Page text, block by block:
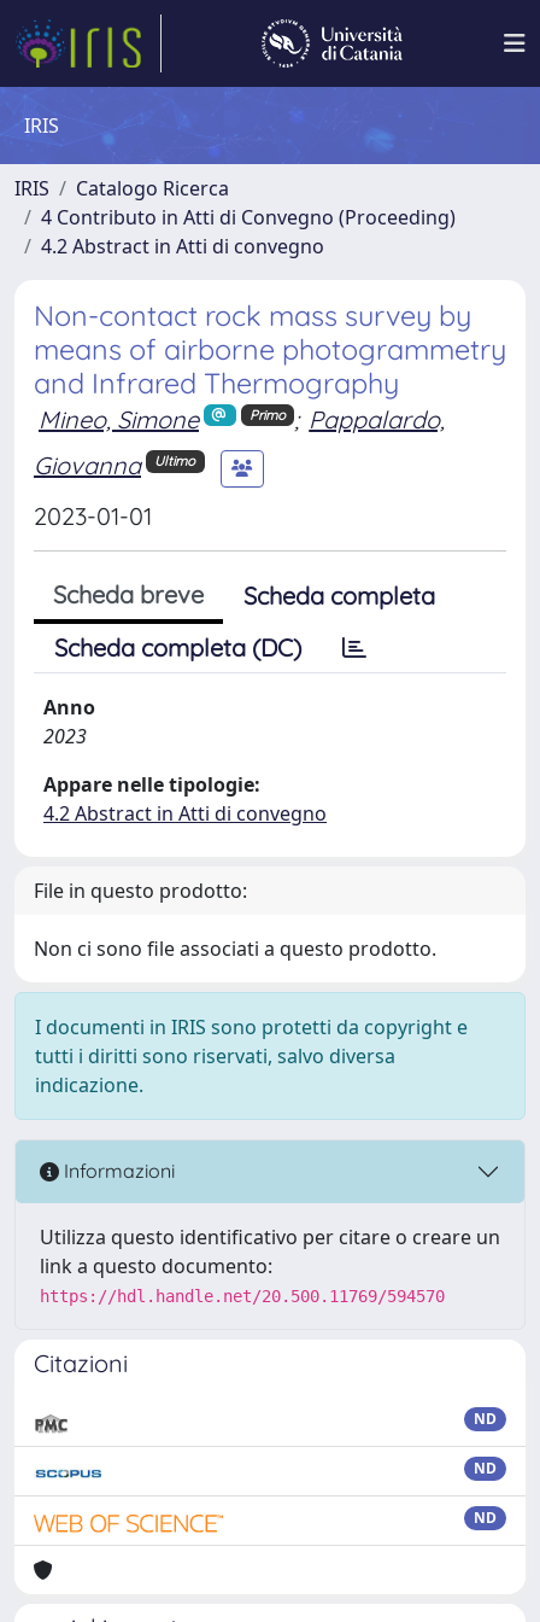
IRIS
IRIS
Catalogo Ricerca
4 Contributo in Atti di Convegno (Proceeding)
4.2 Abstract in Atti di convegno
Non-contact rock mass survey by
means of airborne photogrammetry
and Infrared Thermography
Mineo, Simone Primo ; Pappalardo,
Giovanna
Ultimo
2023-01-01
Scheda breve
Scheda completa
Scheda completa (DC)
Anno
2023
Appare nelle tipologie:
4.2 Abstract in Atti di convegno
File in questo prodotto:
Non ci sono file associati a questo prodotto.
I documenti in IRIS sono protetti da copyright e
tutti i diritti sono riservati, salvo diversa
indicazione.
Informazioni
Utilizza questo identificativo per citare o creare un
link a questo documento:
https://hdl.handle.net/20.500.11769/594570
Citazioni
ND
ND
ND